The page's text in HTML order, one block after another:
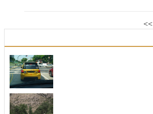
<<
色彩的五行